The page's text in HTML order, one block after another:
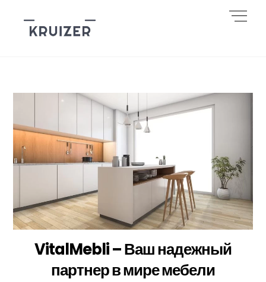
content
VitalMebli – Ваш надежный
партнер в мире мебели